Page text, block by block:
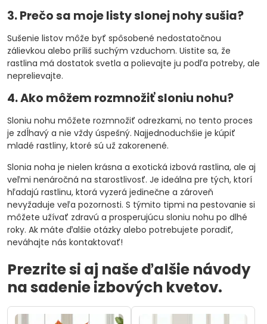
3. Prečo sa moje listy slonej nohy sušia?
Sušenie listov môže byť spôsobené nedostatočnou
zálievkou alebo príliš suchým vzduchom. Uistite sa, že
rastlina má dostatok svetla a polievajte ju podľa potreby, ale
neprelievajte.
4. Ako môžem rozmnožiť sloniu nohu?
Sloniu nohu môžete rozmnožiť odrezkami, no tento proces
je zdĺhavý a nie vždy úspešný. Najjednoduchšie je kúpiť
mladé rastliny, ktoré sú už zakorenené.
Slonia noha je nielen krásna a exotická izbová rastlina, ale aj
veľmi nenáročná na starostlivosť. Je ideálna pre tých, ktorí
hľadajú rastlinu, ktorá vyzerá jedinečne a zároveň
nevyžaduje veľa pozornosti. S týmito tipmi na pestovanie si
môžete užívať zdravú a prosperujúcu sloniu nohu po dlhé
roky. Ak máte ďalšie otázky alebo potrebujete poradiť,
neváhajte nás kontaktovať!
Prezrite si aj naše ďalšie návody
na sadenie izbových kvetov.